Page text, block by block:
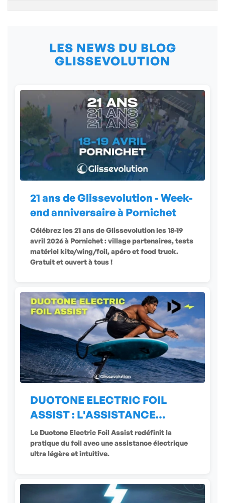
LES NEWS DU BLOG
GLISSEVOLUTION
21 ans de Glissevolution - Week-
end anniversaire à Pornichet
Célébrez les 21 ans de Glissevolution les 18-19
avril 2026 à Pornichet : village partenaires, tests
matériel kite/wing/foil, apéro et food truck.
Gratuit et ouvert à tous !
DUOTONE ELECTRIC FOIL
ASSIST : L'ASSISTANCE
ÉLECTRIQUE
Le Duotone Electric Foil Assist redéfinit la
pratique du foil avec une assistance électrique
ultra légère et intuitive.